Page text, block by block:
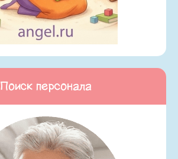
Поиск персонала